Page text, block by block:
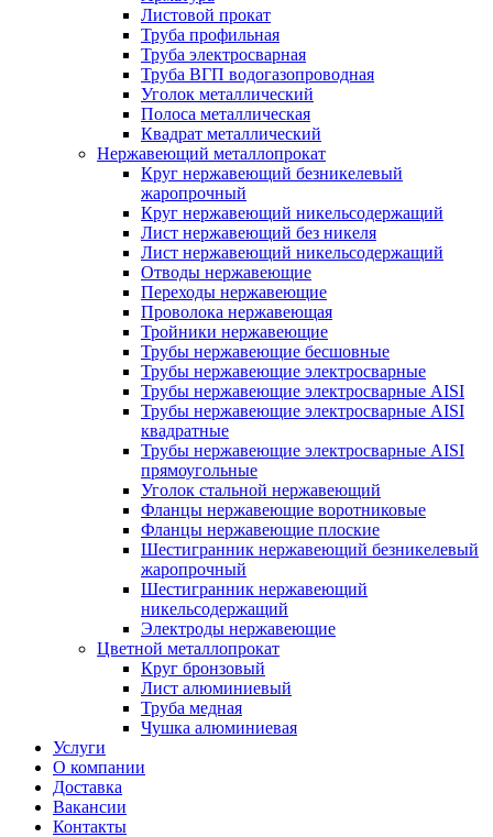
Листовой прокат
Труба профильная
Труба электросварная
Труба ВГП водогазопроводная
Уголок металлический
Полоса металлическая
Квадрат металлический
Нержавеющий металлопрокат
Круг нержавеющий безникелевый
жаропрочный
Круг нержавеющий никельсодержащий
Лист нержавеющий без никеля
Лист нержавеющий никельсодержащий
Отводы нержавеющие
Переходы нержавеющие
Проволока нержавеющая
Тройники нержавеющие
Трубы нержавеющие бесшовные
Трубы нержавеющие электросварные
Трубы нержавеющие электросварные AISI
Трубы нержавеющие электросварные AISI
квадратные
Трубы нержавеющие электросварные AISI
прямоугольные
Уголок стальной нержавеющий
Фланцы нержавеющие воротниковые
Фланцы нержавеющие плоские
Шестигранник нержавеющий безникелевый
жаропрочный
Шестигранник нержавеющий
никельсодержащий
Электроды нержавеющие
Цветной металлопрокат
Круг бронзовый
Лист алюминиевый
Труба медная
Чушка алюминиевая
Услуги
О компании
Доставка
Вакансии
Контакты